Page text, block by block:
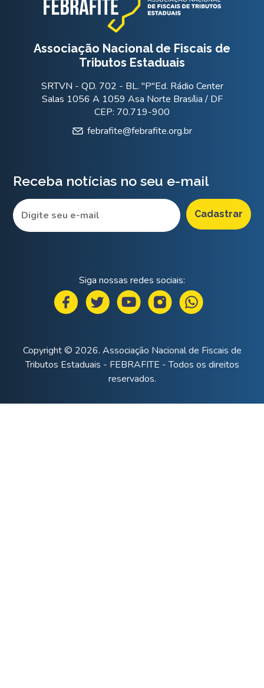
Associação Nacional de Fiscais de
Tributos Estaduais
SRTVN - QD. 702 - BL. "P"Ed. Rádio Center
Salas 1056 A 1059 Asa Norte Brasília / DF
CEP: 70.719-900
febrafite@febrafite.org.br
Receba notícias no seu e-mail
Siga nossas redes sociais:
Copyright © 2026. Associação Nacional de Fiscais de
Tributos Estaduais - FEBRAFITE - Todos os direitos
reservados.